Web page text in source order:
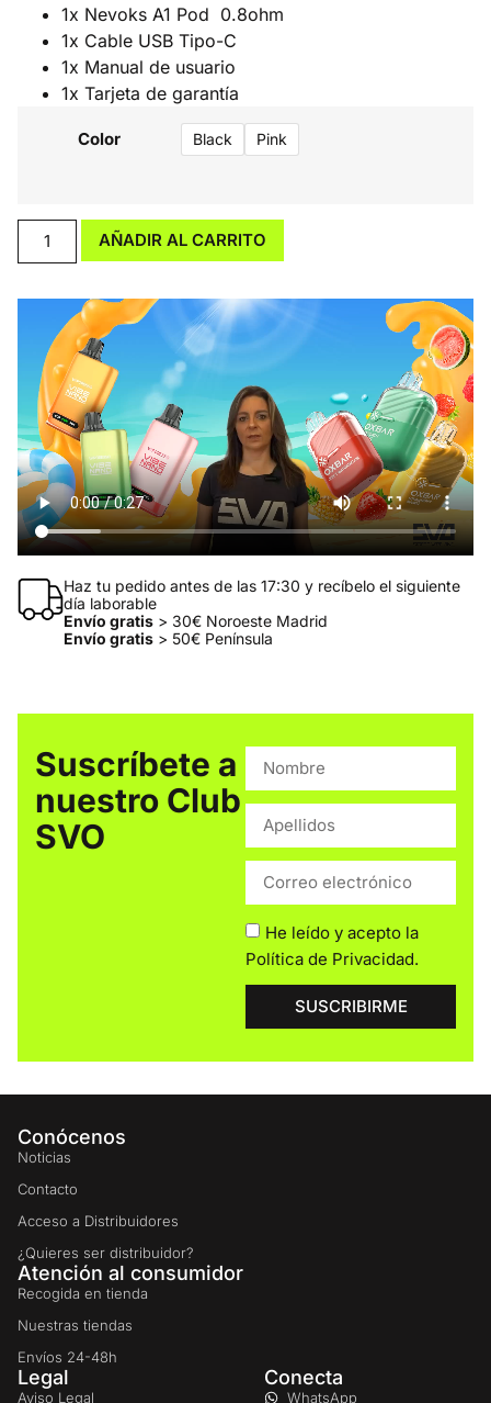
1x Nevoks A1 Pod 0.8ohm
1x Cable USB Tipo-C
1x Manual de usuario
1x Tarjeta de garantía
Color Black Pink
AÑADIR AL CARRITO
Haz tu pedido antes de las 17:30 y recíbelo el siguiente
día laborable
Envío gratis> 30€ Noroeste Madrid
Envío gratis> 50€ Península
Suscríbete a
nuestro Club
SVO
He leído y acepto la
Política de Privacidad.
SUSCRIBIRME
Conócenos
Noticias
Contacto
Acceso a Distribuidores
¿Quieres ser distribuidor?
Atención al consumidor
Recogida en tienda
Nuestras tiendas
Envíos 24-48h
Legal
Aviso Legal
Conecta
WhatsApp